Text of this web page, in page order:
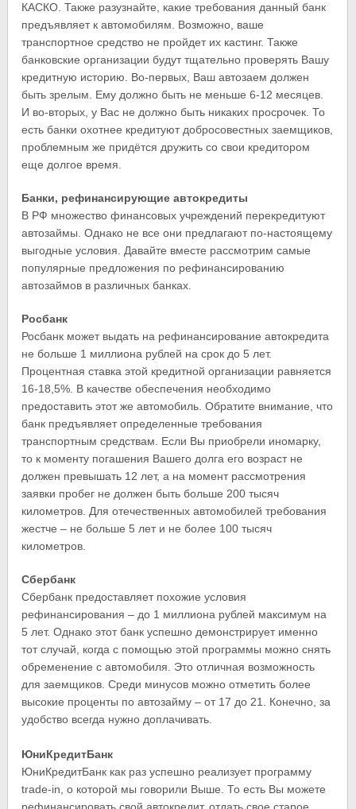
КАСКО. Также разузнайте, какие требования данный банк
предъявляет к автомобилям. Возможно, ваше
транспортное средство не пройдет их кастинг. Также
банковские организации будут тщательно проверять Вашу
кредитную историю. Во-первых, Ваш автозаем должен
быть зрелым. Ему должно быть не меньше 6-12 месяцев.
И во-вторых, у Вас не должно быть никаких просрочек. То
есть банки охотнее кредитуют добросовестных заемщиков,
проблемным же придётся дружить со свои кредитором
еще долгое время.
Банки, рефинансирующие автокредиты
В РФ множество финансовых учреждений перекредитуют
автозаймы. Однако не все они предлагают по-настоящему
выгодные условия. Давайте вместе рассмотрим самые
популярные предложения по рефинансированию
автозаймов в различных банках.
Росбанк
Росбанк может выдать на рефинансирование автокредита
не больше 1 миллиона рублей на срок до 5 лет.
Процентная ставка этой кредитной организации равняется
16-18,5%. В качестве обеспечения необходимо
предоставить этот же автомобиль. Обратите внимание, что
банк предъявляет определенные требования
транспортным средствам. Если Вы приобрели иномарку,
то к моменту погашения Вашего долга его возраст не
должен превышать 12 лет, а на момент рассмотрения
заявки пробег не должен быть больше 200 тысяч
километров. Для отечественных автомобилей требования
жестче – не больше 5 лет и не более 100 тысяч
километров.
Сбербанк
Сбербанк предоставляет похожие условия
рефинансирования – до 1 миллиона рублей максимум на
5 лет. Однако этот банк успешно демонстрирует именно
тот случай, когда с помощью этой программы можно снять
обременение с автомобиля. Это отличная возможность
для заемщиков. Среди минусов можно отметить более
высокие проценты по автозайму – от 17 до 21. Конечно, за
удобство всегда нужно доплачивать.
ЮниКредитБанк
ЮниКредитБанк как раз успешно реализует программу
trade-in, о которой мы говорили Выше. То есть Вы можете